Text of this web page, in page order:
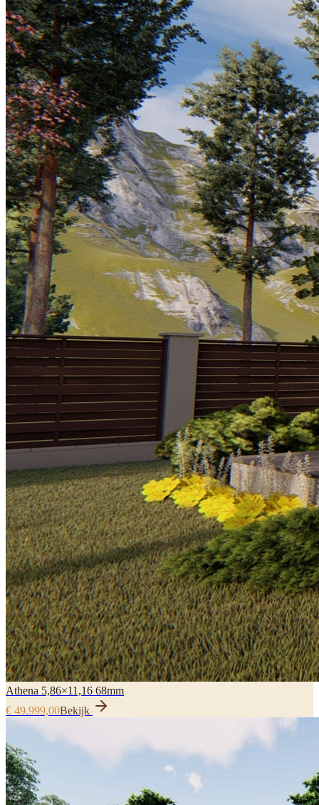
Athena 5,86×11,16 68mm
€ 49.999,00Bekijk